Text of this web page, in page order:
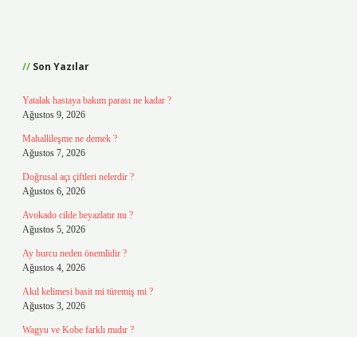
Son Yazılar
Yatalak hastaya bakım parası ne kadar ?
Ağustos 9, 2026
Mahallileşme ne demek ?
Ağustos 7, 2026
Doğrusal açı çiftleri nelerdir ?
Ağustos 6, 2026
Avokado cilde beyazlatır mı ?
Ağustos 5, 2026
Ay burcu neden önemlidir ?
Ağustos 4, 2026
Akıl kelimesi basit mi türemiş mi ?
Ağustos 3, 2026
Wagyu ve Kobe farklı mıdır ?